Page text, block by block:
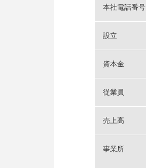
本社電話番号
設立
資本金
従業員
売上高
事業所